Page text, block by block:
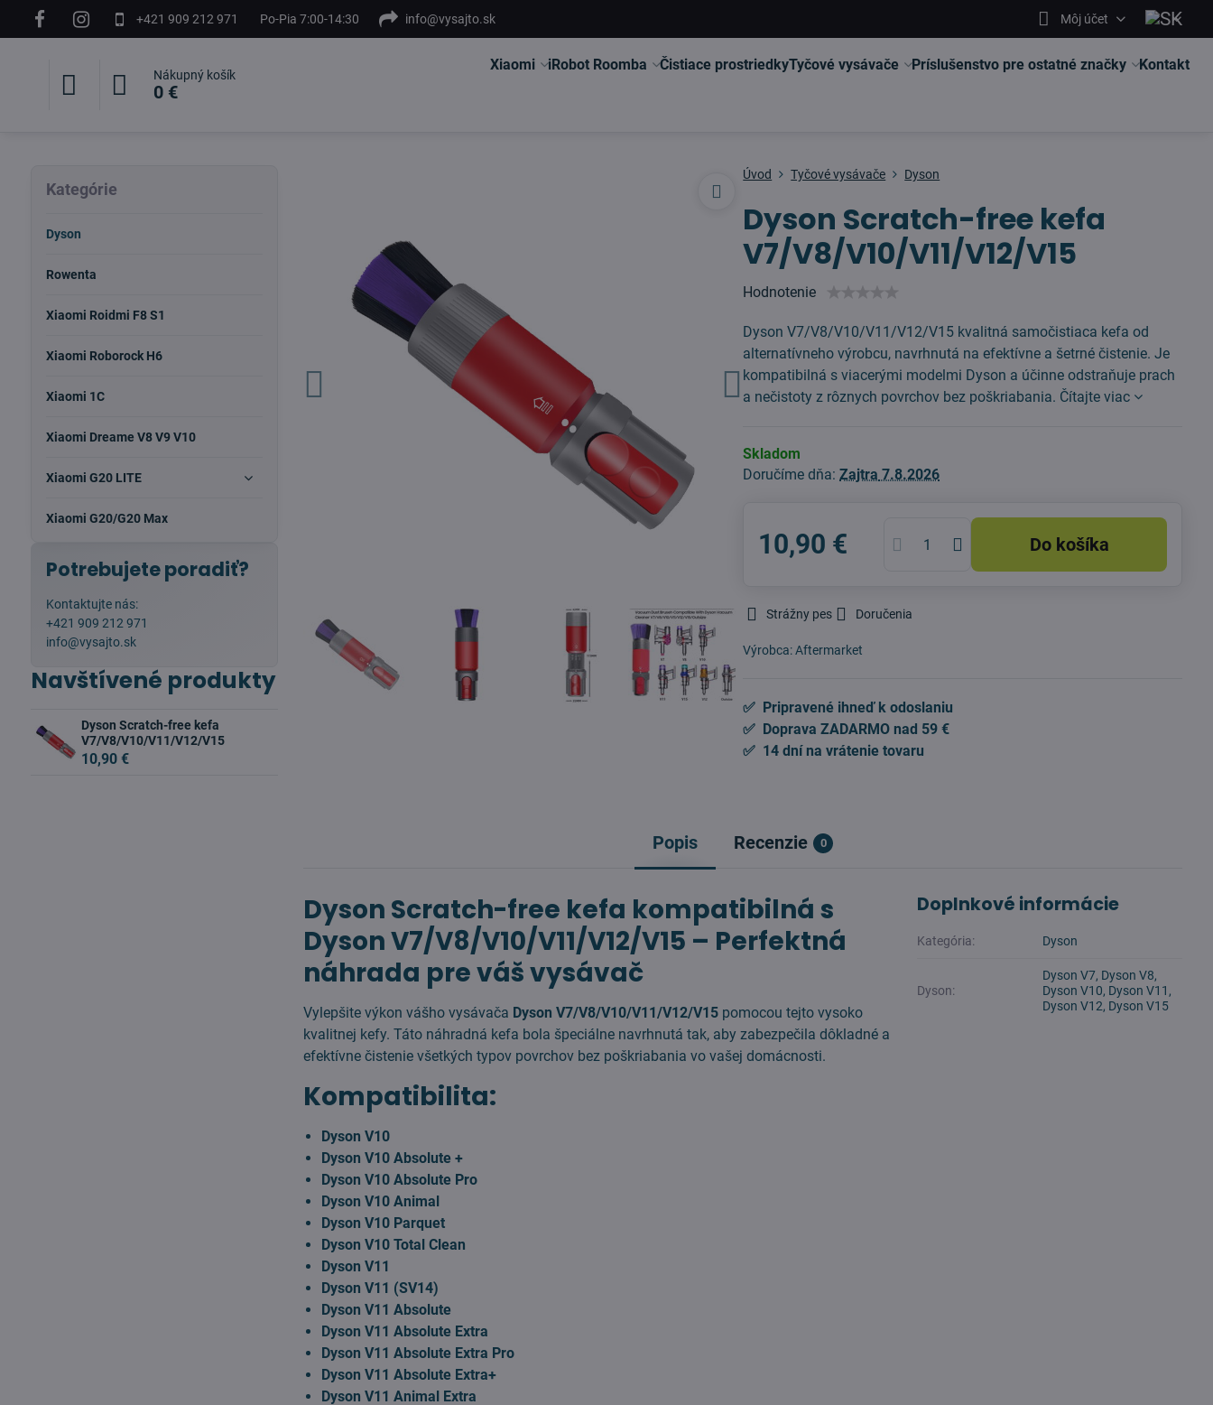
+421 909 212 971 Po-Pia 7:00-14:30 info@vysajto.sk Môj účet
Nákupný košík
0 €
Xiaomi iRobot Roomba Čistiace prostriedkyTyčové vysávače Príslušenstvo pre ostatné značky Kontakt
Úvod Tyčové vysávače Dyson
Dyson Scratch-free kefa
V7/V8/V10/V11/V12/V15
Hodnotenie
Dyson V7/V8/V10/V11/V12/V15 kvalitná samočistiaca kefa od
alternatívneho výrobcu, navrhnutá na efektívne a šetrné čistenie. Je
kompatibilná s viacerými modelmi Dyson a účinne odstraňuje prach
a nečistoty z rôznych povrchov bez poškriabania. Čítajte viac
Skladom
Doručíme dňa:Zajtra 7.8.2026
10,90 € Do košíka
Strážny pes Doručenia
Výrobca:Aftermarket
✅ Pripravené ihneď k odoslaniu
✅ Doprava ZADARMO nad 59 €
✅ 14 dní na vrátenie tovaru
Popis Recenzie 0
Dyson Scratch-free kefa kompatibilná s
Dyson V7/V8/V10/V11/V12/V15 – Perfektná
náhrada pre váš vysávač
Vylepšite výkon vášho vysávača Dyson V7/V8/V10/V11/V12/V15 pomocou tejto vysoko
kvalitnej kefy. Táto náhradná kefa bola špeciálne navrhnutá tak, aby zabezpečila dôkladné a
efektívne čistenie všetkých typov povrchov bez poškriabania vo vašej domácnosti.
Kompatibilita:
Dyson V10
Dyson V10 Absolute +
Dyson V10 Absolute Pro
Dyson V10 Animal
Dyson V10 Parquet
Dyson V10 Total Clean
Dyson V11
Dyson V11 (SV14)
Dyson V11 Absolute
Dyson V11 Absolute Extra
Dyson V11 Absolute Extra Pro
Dyson V11 Absolute Extra+
Dyson V11 Animal Extra
Doplnkové informácie
Kategória: Dyson
Dyson:
Dyson V7, Dyson V8,
Dyson V10, Dyson V11,
Dyson V12, Dyson V15
Kategórie
Dyson
Rowenta
Xiaomi Roidmi F8 S1
Xiaomi Roborock H6
Xiaomi 1C
Xiaomi Dreame V8 V9 V10
Xiaomi G20 LITE
Xiaomi G20/G20 Max
Potrebujete poradiť?
Kontaktujte nás:
+421 909 212 971
info@vysajto.sk
Navštívené produkty
Dyson Scratch-free kefa
V7/V8/V10/V11/V12/V15
10,90 €